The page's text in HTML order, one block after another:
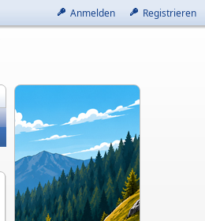
Anmelden Registrieren